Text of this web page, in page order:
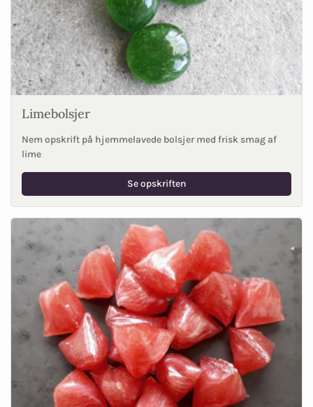
Limebolsjer
Nem opskrift på hjemmelavede bolsjer med frisk smag af
lime
Se opskriften